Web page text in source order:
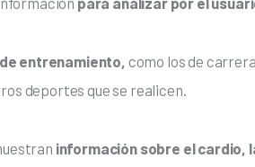
entrenamiento, como los de
deportes que se realicen.
información sobre el cardio,